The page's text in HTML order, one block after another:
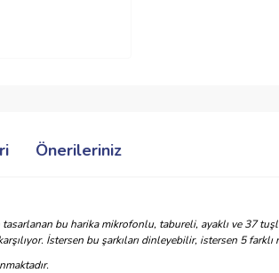
Önerileriniz
bu harika mikrofonlu, tabureli, ayaklı ve 37
İstersen bu şarkıları dinleyebilir, istersen 5